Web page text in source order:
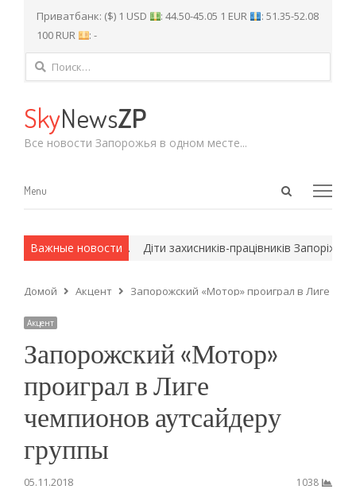
Приватбанк: ($) 1 USD : 44.50-45.05 1 EUR
: 51.35-52.08
100 RUR
: -
Найти:
SkyNewsZP
Все новости Запорожья в одном месте...
Open
Menu
Menu
Важные новости
и армейские методы. Діти захисників-працівників
Домой Акцент Запорожский «Мотор» проиграл в Лиге
Акцент
Запорожский «Мотор»
проиграл в Лиге
чемпионов аутсайдеру
группы
05.11.2018 1038